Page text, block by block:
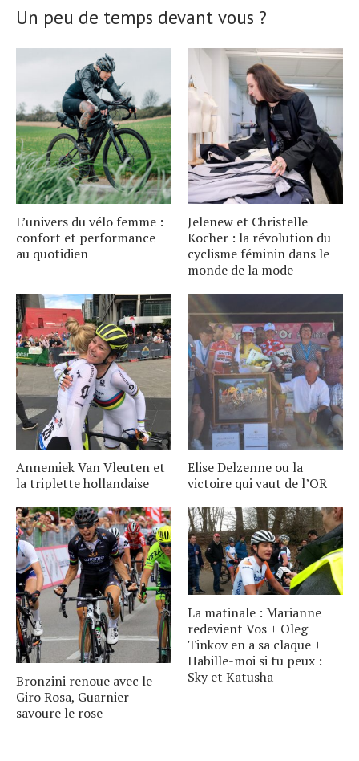
article.
Un peu de temps devant vous ?
L’univers du vélo femme :
confort et performance
au quotidien
Jelenew et Christelle
Kocher : la révolution du
cyclisme féminin dans le
monde de la mode
Annemiek Van Vleuten et
la triplette hollandaise
Elise Delzenne ou la
victoire qui vaut de l’OR
Bronzini renoue avec le
Giro Rosa, Guarnier
savoure le rose
La matinale : Marianne
redevient Vos + Oleg
Tinkov en a sa claque +
Habille-moi si tu peux :
Sky et Katusha